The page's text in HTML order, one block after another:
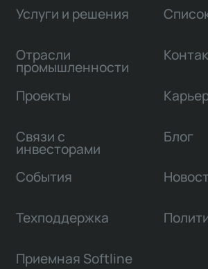
Услуги и решения
Отрасли
промышленности
Проекты
Связи с
инвесторами
Блог
События
Техподдержка
Приемная Softline